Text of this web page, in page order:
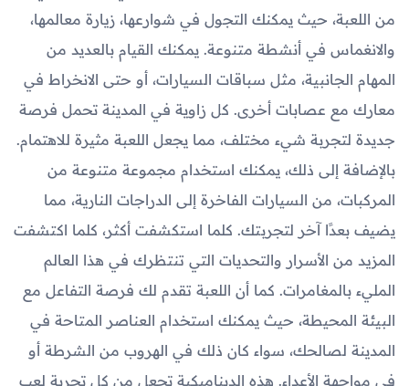
من اللعبة، حيث يمكنك التجول في شوارعها، زيارة معالمها،
والانغماس في أنشطة متنوعة. يمكنك القيام بالعديد من
المهام الجانبية، مثل سباقات السيارات، أو حتى الانخراط في
معارك مع عصابات أخرى. كل زاوية في المدينة تحمل فرصة
جديدة لتجربة شيء مختلف، مما يجعل اللعبة مثيرة للاهتمام.
بالإضافة إلى ذلك، يمكنك استخدام مجموعة متنوعة من
المركبات، من السيارات الفاخرة إلى الدراجات النارية، مما
يضيف بعدًا آخر لتجربتك. كلما استكشفت أكثر، كلما اكتشفت
المزيد من الأسرار والتحديات التي تنتظرك في هذا العالم
المليء بالمغامرات. كما أن اللعبة تقدم لك فرصة التفاعل مع
البيئة المحيطة، حيث يمكنك استخدام العناصر المتاحة في
المدينة لصالحك، سواء كان ذلك في الهروب من الشرطة أو
في مواجهة الأعداء. هذه الديناميكية تجعل من كل تجربة لعب